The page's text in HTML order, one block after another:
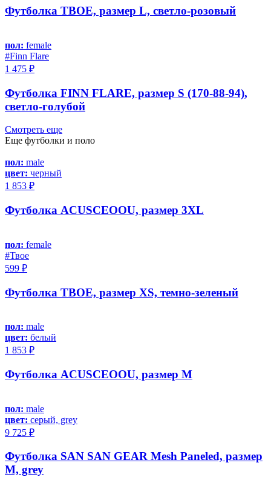
Футболка ТВОЕ, размер L, светло-розовый
пол: female
#Finn Flare
1 475 ₽
Футболка FINN FLARE, размер S (170-88-94),
светло-голубой
Смотреть еще
Еще футболки и поло
пол: male
цвет: черный
1 853 ₽
Футболка ACUSCEOOU, размер 3XL
пол: female
#Твое
599 ₽
Футболка ТВОЕ, размер XS, темно-зеленый
пол: male
цвет: белый
1 853 ₽
Футболка ACUSCEOOU, размер M
пол: male
цвет: серый, grey
9 725 ₽
Футболка SAN SAN GEAR Mesh Paneled, размер
M, grey